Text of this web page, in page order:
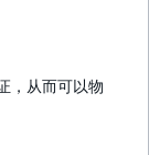
，从而可以物